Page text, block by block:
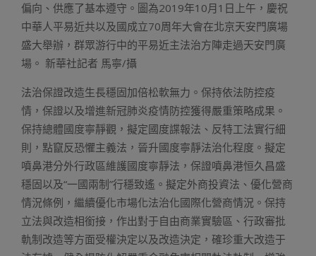
偏向、供應了基本遵守。圖為2019年10月1日上午，慶祝
中華人平易近共以及國成立70周年大會在北京天安門廣場
盛大舉辦，群眾游行中的平易近主法治方陣走過天安門廣
場。 新華社記者 馬寧/攝
法治保證改造生長穩固加倍松軟無力。保持依法防控疫
情，保證以及增進新冠肺炎疫情防控獲得嚴重策略成果。
保持總體國度寧靜觀，擬定國度諜報法、反特工法實行細
則，點竄反恐懼主義法，晉升國度寧靜法治化程度。擬定
噴鼻港分外行政區維護國度寧靜法，保證噴鼻港恒久昌盛
穩固以及“一國兩制”行穩致遙。擬定外商投資法、優化營商
情況條例，繼續優化市場化法治化國際化營商情況。保持
立法與改造相銜接，作出對于自由商業實驗區、行政審批
軌制改造等方面受權決定以及改造決定，確珍重大改造于